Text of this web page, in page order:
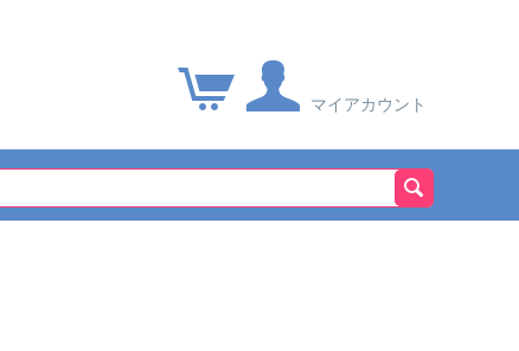
マイアカウント